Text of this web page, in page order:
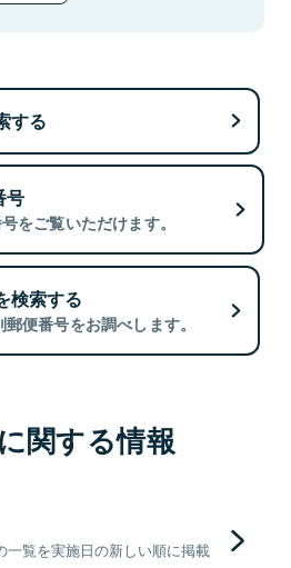
する
号
をご覧いただけます。
検索する
便番号をお調べします。
関する情報
覧を実施日の新しい順に掲載